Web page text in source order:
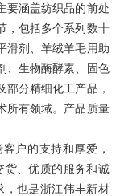
要涵盖纺织品的前处
，包括多个系列数十
滑剂、羊绒羊毛用助
、生物酶酵素、固色
部分精细化工产品，
所有领域。产品质量
户的支持和厚爱，
货、优质的服务和诚
，也是浙江伟丰新材